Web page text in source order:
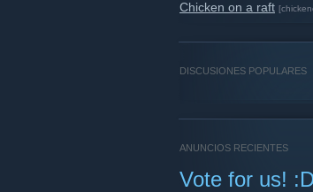
Chicken on a raft
DISCUSIONES POPULARES
ANUNCIOS RECIENTES
Vote for us!